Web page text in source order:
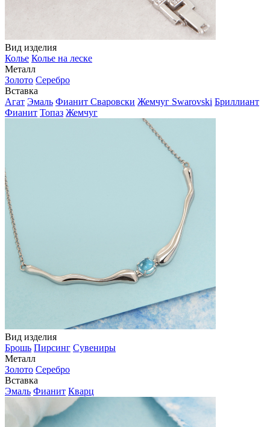
Вид изделия
Колье Колье на леске
Металл
Золото Серебро
Вставка
Агат Эмаль Фианит Сваровски Жемчуг Swarovski Бриллиант
Фианит Топаз Жемчуг
Вид изделия
Брошь Пирсинг Сувениры
Металл
Золото Серебро
Вставка
Эмаль Фианит Кварц